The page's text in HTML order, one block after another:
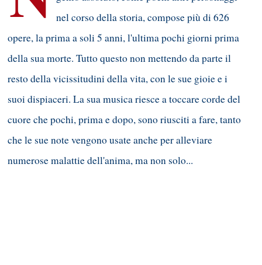
nel corso della storia, compose più di 626
opere, la prima a soli 5 anni, l'ultima pochi giorni prima
della sua morte. Tutto questo non mettendo da parte il
resto della vicissitudini della vita, con le sue gioie e i
suoi dispiaceri. La sua musica riesce a toccare corde del
cuore che pochi, prima e dopo, sono riusciti a fare, tanto
che le sue note vengono usate anche per alleviare
numerose malattie dell'anima, ma non solo...